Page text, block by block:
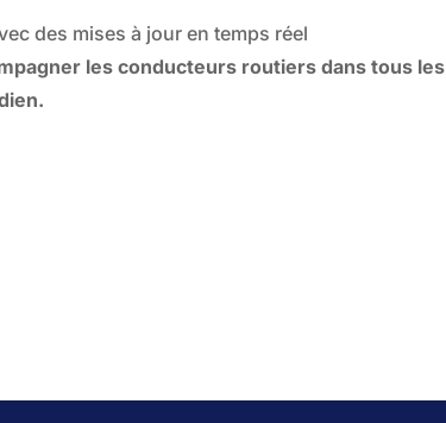
des mises à jour en temps réel
les conducteurs routiers dans tous les